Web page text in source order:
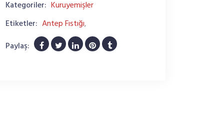
Kategoriler: Kuruyemişler
Etiketler: Antep Fıstığı,
Paylaş: